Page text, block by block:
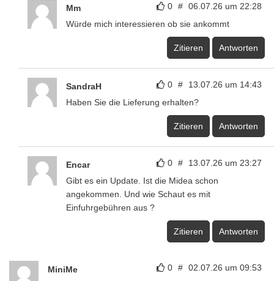
0 # 06.07.26 um 22:28
Mm
Würde mich interessieren ob sie ankommt
Zitieren Antworten
0 # 13.07.26 um 14:43
SandraH
Haben Sie die Lieferung erhalten?
Zitieren Antworten
0 # 13.07.26 um 23:27
Encar
Gibt es ein Update. Ist die Midea schon
angekommen. Und wie Schaut es mit
Einfuhrgebühren aus ?
Zitieren Antworten
0 # 02.07.26 um 09:53
MiniMe